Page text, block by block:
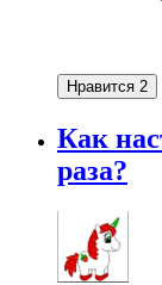
Нравится 2
Как
раза?